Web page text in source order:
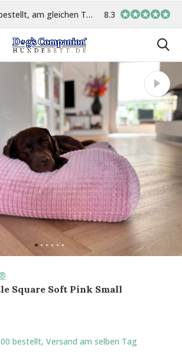
am gleichen Tag versand In eigener
8.3
Square Soft Pink Small
bestellt, Versand am selben Tag